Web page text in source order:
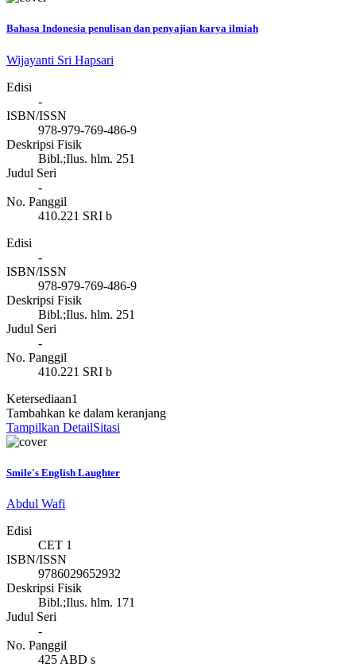
Bahasa Indonesia penulisan dan penyajian karya ilmiah
Wijayanti Sri Hapsari
Edisi
-
ISBN/ISSN
978-979-769-486-9
Deskripsi Fisik
Bibl.;Ilus. hlm. 251
Judul Seri
-
No. Panggil
410.221 SRI b
Edisi
-
ISBN/ISSN
978-979-769-486-9
Deskripsi Fisik
Bibl.;Ilus. hlm. 251
Judul Seri
-
No. Panggil
410.221 SRI b
Ketersediaan1
Tambahkan ke dalam keranjang
Tampilkan DetailSitasi
Smile's English Laughter
Abdul Wafi
Edisi
CET 1
ISBN/ISSN
9786029652932
Deskripsi Fisik
Bibl.;Ilus. hlm. 171
Judul Seri
-
No. Panggil
425 ABD s